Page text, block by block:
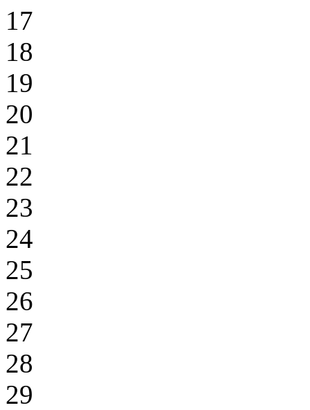
17
18
19
20
21
22
23
24
25
26
27
28
29